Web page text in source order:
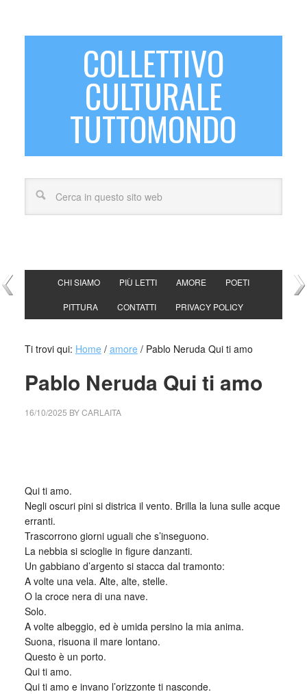
COLLETTIVO
CULTURALE
TUTTOMONDO
CHI SIAMO PIÙ LETTI AMORE POETI
PITTURA CONTATTI PRIVACY POLICY
Ti trovi qui: Home / amore /Pablo Neruda Qui ti amo
Pablo Neruda Qui ti amo
16/10/2025 BYCARLAITA
Qui ti amo.
Negli oscuri pini si districa il vento. Brilla la luna sulle acque
erranti.
Trascorrono giorni uguali che s’inseguono.
La nebbia si scioglie in figure danzanti.
Un gabbiano d’argento si stacca dal tramonto:
A volte una vela. Alte, alte, stelle.
O la croce nera di una nave.
Solo.
A volte albeggio, ed è umida persino la mia anima.
Suona, risuona il mare lontano.
Questo è un porto.
Qui ti amo.
Qui ti amo e invano l’orizzonte ti nasconde.